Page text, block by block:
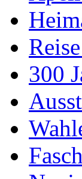
300